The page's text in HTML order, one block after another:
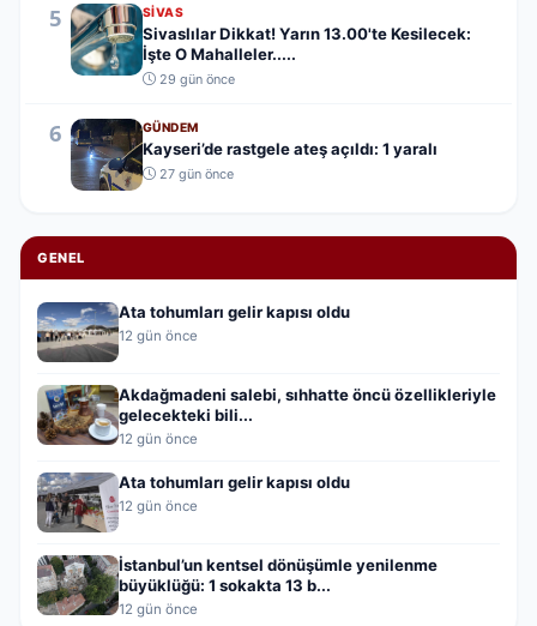
5 SIVAS
Sivaslılar Dikkat! Yarın 13.00'te Kesilecek:
İşte O Mahalleler.....
29 gün önce
6 GÜNDEM
Kayseri’de rastgele ateş açıldı: 1 yaralı
27 gün önce
GENEL
Ata tohumları gelir kapısı oldu
12 gün önce
Akdağmadeni salebi, sıhhatte öncü özellikleriyle
gelecekteki bili...
12 gün önce
Ata tohumları gelir kapısı oldu
12 gün önce
İstanbul’un kentsel dönüşümle yenilenme
büyüklüğü: 1 sokakta 13 b...
12 gün önce